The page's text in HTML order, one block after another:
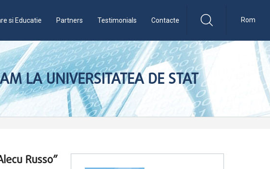
Rom
si Educatie Partners Testimonials Contacte
LA UNIVERSITATEA DE STAT
Russo”